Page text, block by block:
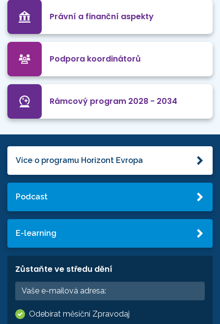
Právní a finanční aspekty
Podpora koordinátorů
Rámcový program 2028 - 2034
Více o programu Horizont Evropa
Podcast
E-learning
Zůstaňte ve středu dění
Odebírat měsíční Zpravodaj